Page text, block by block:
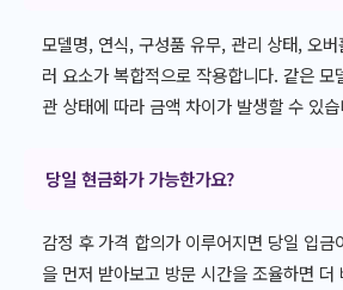
모델명, 연식, 구성품 유무, 관리 상태, 오
러 요소가 복합적으로 작용합니다. 같은 모
관 상태에 따라 금액 차이가 발생할 수 있
당일 현금화가 가능한가요?
감정 후 가격 합의가 이루어지면 당일 입금
을 먼저 받아보고 방문 시간을 조율하면 더